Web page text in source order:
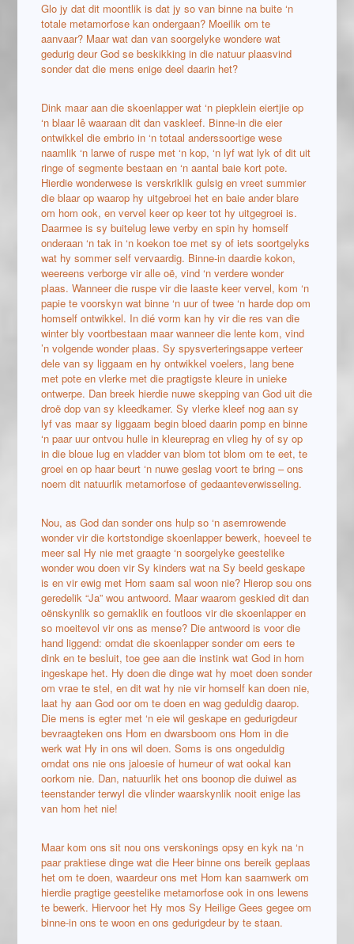
Glo jy dat dit moontlik is dat jy so van binne na buite ‘n
totale metamorfose kan ondergaan? Moeilik om te
aanvaar? Maar wat dan van soorgelyke wondere wat
gedurig deur God se beskikking in die natuur plaasvind
sonder dat die mens enige deel daarin het?
Dink maar aan die skoenlapper wat ‘n piepklein eiertjie op
‘n blaar lê waaraan dit dan vaskleef. Binne-in die eier
ontwikkel die embrio in ‘n totaal anderssoortige wese
naamlik ‘n larwe of ruspe met ‘n kop, ‘n lyf wat lyk of dit uit
ringe of segmente bestaan en ‘n aantal baie kort pote.
Hierdie wonderwese is verskriklik gulsig en vreet summier
die blaar op waarop hy uitgebroei het en baie ander blare
om hom ook, en vervel keer op keer tot hy uitgegroei is.
Daarmee is sy buitelug lewe verby en spin hy homself
onderaan ‘n tak in ‘n koekon toe met sy of iets soortgelyks
wat hy sommer self vervaardig. Binne-in daardie kokon,
weereens verborge vir alle oë, vind ‘n verdere wonder
plaas. Wanneer die ruspe vir die laaste keer vervel, kom ‘n
papie te voorskyn wat binne ‘n uur of twee ‘n harde dop om
homself ontwikkel. In dié vorm kan hy vir die res van die
winter bly voortbestaan maar wanneer die lente kom, vind
’n volgende wonder plaas. Sy spysverteringsappe verteer
dele van sy liggaam en hy ontwikkel voelers, lang bene
met pote en vlerke met die pragtigste kleure in unieke
ontwerpe. Dan breek hierdie nuwe skepping van God uit die
droë dop van sy kleedkamer. Sy vlerke kleef nog aan sy
lyf vas maar sy liggaam begin bloed daarin pomp en binne
‘n paar uur ontvou hulle in kleureprag en vlieg hy of sy op
in die bloue lug en vladder van blom tot blom om te eet, te
groei en op haar beurt ‘n nuwe geslag voort te bring – ons
noem dit natuurlik metamorfose of gedaanteverwisseling.
Nou, as God dan sonder ons hulp so ‘n asemrowende
wonder vir die kortstondige skoenlapper bewerk, hoeveel te
meer sal Hy nie met graagte ‘n soorgelyke geestelike
wonder wou doen vir Sy kinders wat na Sy beeld geskape
is en vir ewig met Hom saam sal woon nie? Hierop sou ons
geredelik “Ja” wou antwoord. Maar waarom geskied dit dan
oënskynlik so gemaklik en foutloos vir die skoenlapper en
so moeitevol vir ons as mense? Die antwoord is voor die
hand liggend: omdat die skoenlapper sonder om eers te
dink en te besluit, toe gee aan die instink wat God in hom
ingeskape het. Hy doen die dinge wat hy moet doen sonder
om vrae te stel, en dit wat hy nie vir homself kan doen nie,
laat hy aan God oor om te doen en wag geduldig daarop.
Die mens is egter met ‘n eie wil geskape en gedurigdeur
bevraagteken ons Hom en dwarsboom ons Hom in die
werk wat Hy in ons wil doen. Soms is ons ongeduldig
omdat ons nie ons jaloesie of humeur of wat ookal kan
oorkom nie. Dan, natuurlik het ons boonop die duiwel as
teenstander terwyl die vlinder waarskynlik nooit enige las
van hom het nie!
Maar kom ons sit nou ons verskonings opsy en kyk na ‘n
paar praktiese dinge wat die Heer binne ons bereik geplaas
het om te doen, waardeur ons met Hom kan saamwerk om
hierdie pragtige geestelike metamorfose ook in ons lewens
te bewerk. Hiervoor het Hy mos Sy Heilige Gees gegee om
binne-in ons te woon en ons gedurigdeur by te staan.